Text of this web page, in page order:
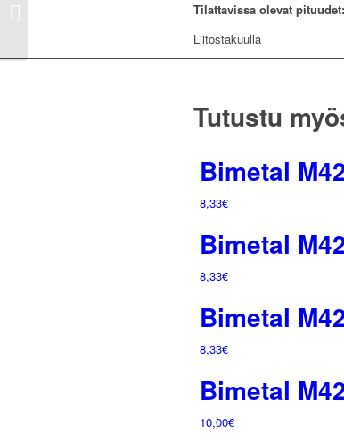
Tilattavissa olevat pituudet:
Liitostakuulla
Tutustu
Bimetal
8,33€
Bimetal
8,33€
Bimetal
8,33€
Bimetal
10,00€